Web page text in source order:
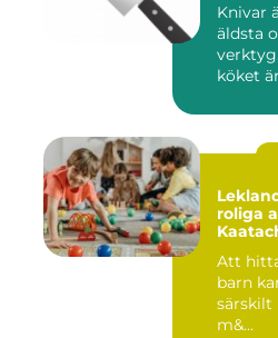
Knivar
äldsta
köket
roliga
Att
barn
särskilt
m&...